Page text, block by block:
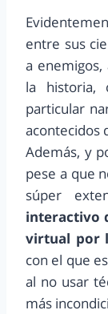
entre sus
a
la historia,
particular
acontecidos
Además, y
pese a que
súper
interactivo
virtual por
con el que
al no usar
más